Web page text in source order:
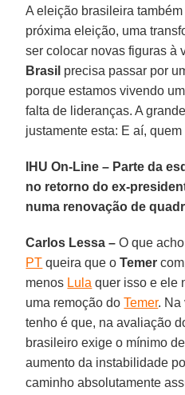
A eleição brasileira
próxima eleição, uma
ser colocar novas figuras à
Brasil precisa passar por
porque estamos vivendo
falta de lideranças. A
justamente esta: E aí,
IHU On-Line – Parte da
no retorno do ex-
numa renovação de
Carlos Lessa – O que
PT queira que oTemer
menos Lula quer isso e ele
uma remoção doTemer. Na
tenho é que, na avaliação
brasileiro exige o mínimo
aumento da instabilidade
caminho absolutamente